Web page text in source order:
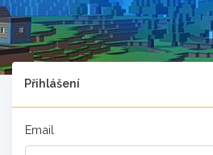
Přihlášení
Email